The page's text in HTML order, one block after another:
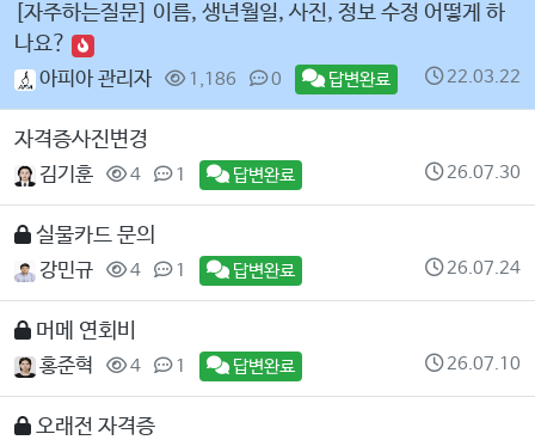
[자주하는질문] 이름, 생년월일, 사진, 정보 수정 어떻게 하
나요?
아피아 관리자 1,186 0 답변완료 22.03.22
자격증사진변경
김기훈 4 1 답변완료 26.07.30
실물카드 문의
강민규 4 1 답변완료 26.07.24
머메 연회비
홍준혁 4 1 답변완료 26.07.10
오래전 자격증